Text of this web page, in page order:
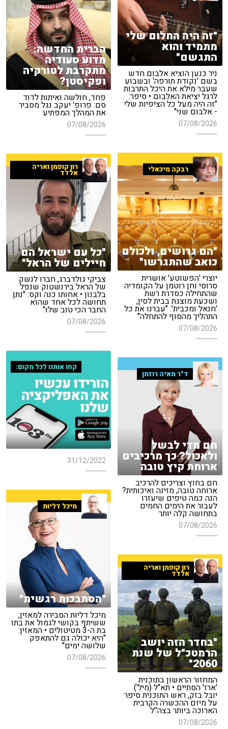
"זה היה החלום שלי
מתמיד והוא
התגשם"
ניר כנען הוציא אלבום חדש
בשם 'נקודת תורפה' ובשבוע
שעבר מילא את היכל התרבות
לרגל יציאת האלבום • סיפר:
"זה היה מעל כל הציפיות שלי
- אלבום שני"
07/08/2026
הברית החדשה:
מדוע סעודיה
מתקרבת לטורקיה
ופקיסטן?
פחד, חולשה ואיתות לדוד
סם: פרופ' יעקב נגל מסביר
את המהלך המפתיע
07/08/2026
רבקה מיכאלי
"הם גרושים, ולכולם
כואב שהתגרשו"
יוצרי 'הפשוטע' אושרית
סרוסי וחן רוטמן על הקומדיה
שהתחילה כסדרת רשת
ושכעת מוצגת בבית לסין,
'חנאל ומכבית': "עברנו את כל
התהליך מהסוף להתחלה"
07/08/2026
רון קופמן ואריה
אלדד
"כל עם ישראל הם
חיילים של הראל"
צביקי גולדברג, חברו לנשק
של הראל בירנשטוק שנפל
בלבנון • אחותו כנה וקס: "נתן
תחושה לכל אחד שהוא
החבר הכי טוב שלו"
07/08/2026
קחו אותנו לכל מקום:
31/12/2022
ד"ר מאיה רוזמן
חם מדי לבשל
ולאכול? כך מרכיבים
ארוחת קיץ טובה
חם בחוץ וצריכים להרכיב
ארוחה טובה, מזינה ואיכותית?
הנה כמה טיפים שיעזרו
לעבור את הימים החמים
בתחושה קלה יותר
07/08/2026
מיכל דליות
"הסתבכות רגשית"
מיכל דליות הסבירה למאזין,
ששיתף בקושי לגמול את בתו
בת ה-3 מטיטולים • המאזין:
"היא יכולה גם להתאפק
שלושה ימים"
07/08/2026
רון קופמן ואריה
אלדד
"בחדר הזה יושב
הרמטכ"ל של שנת
2060"
המחזור הראשון בתוכנית
'ארז' הסתיים • תא"ל (מיל')
יובל בזק, ראש התוכנית סיפר
על מיזם ההכשרה הקרבית
הארוכה ביותר בצה''ל
07/08/2026